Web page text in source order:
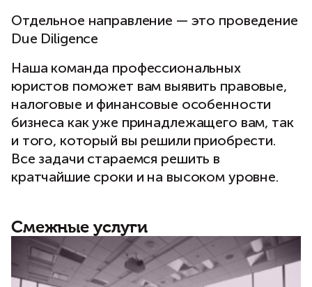
Отдельное направление — это проведение
Due Diligence
Наша команда профессиональных
юристов поможет вам выявить правовые,
налоговые и финансовые особенности
бизнеса как уже принадлежащего вам, так
и того, который вы решили приобрести.
Все задачи стараемся решить в
кратчайшие сроки и на высоком уровне.
Смежные услуги